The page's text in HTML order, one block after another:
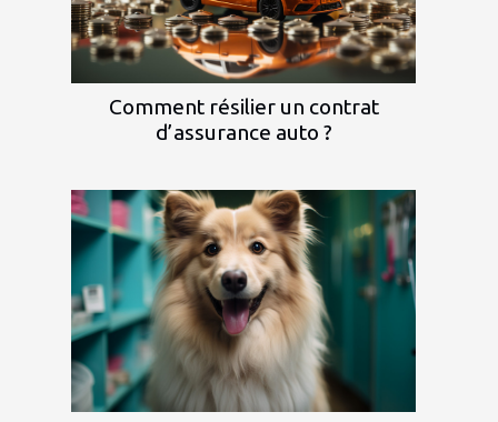
Comment résilier un contrat
d’assurance auto ?